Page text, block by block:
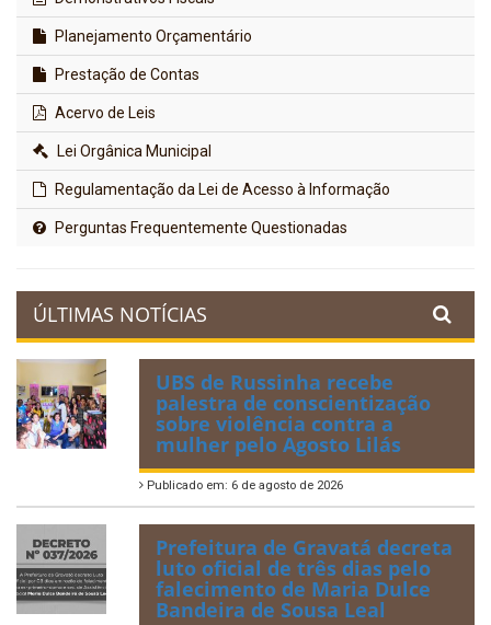
Planejamento Orçamentário
Prestação de Contas
Acervo de Leis
Lei Orgânica Municipal
Regulamentação da Lei de Acesso à Informação
Perguntas Frequentemente Questionadas
ÚLTIMAS NOTÍCIAS
UBS de Russinha recebe
palestra de conscientização
sobre violência contra a
mulher pelo Agosto Lilás
Publicado em: 6 de agosto de 2026
Prefeitura de Gravatá decreta
luto oficial de três dias pelo
falecimento de Maria Dulce
Bandeira de Sousa Leal